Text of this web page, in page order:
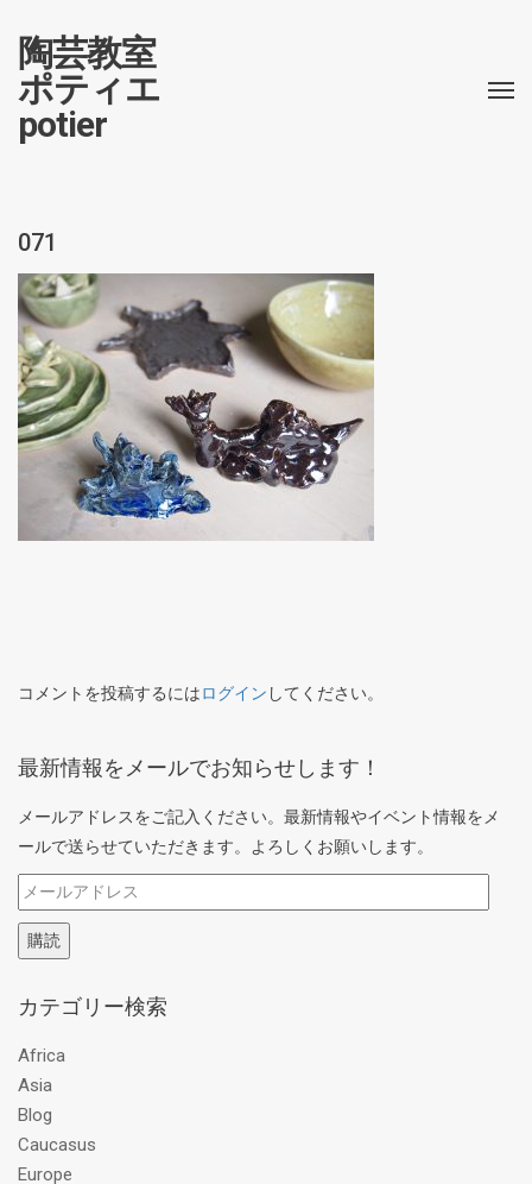
陶芸教室
ポティエ
potier
071
コメントを投稿するにはログイン してください。
最新情報をメールでお知らせします！
メールアドレスをご記入ください。最新情報やイベント情報をメ
ールで送らせていただきます。よろしくお願いします。
メ
ー
ル
ド
ス
購読
カテゴリー検索
Africa
Asia
Blog
Caucasus
Europe